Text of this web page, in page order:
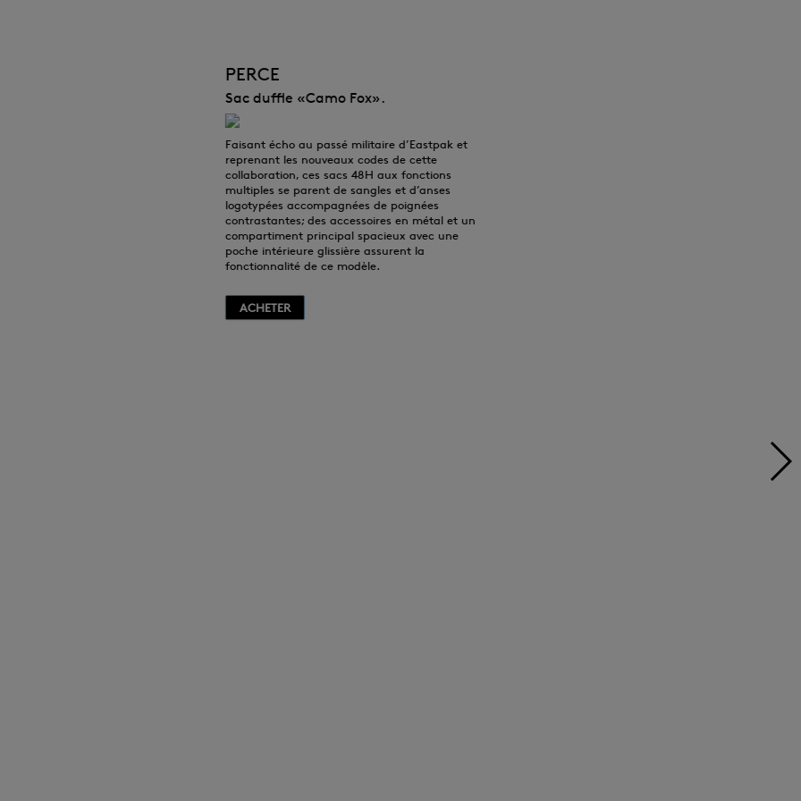
PERCE
Sac duffle «Camo Fox».
Faisant écho au passé militaire d’Eastpak et
reprenant les nouveaux codes de cette
collaboration, ces sacs 48H aux fonctions
multiples se parent de sangles et d’anses
logotypées accompagnées de poignées
contrastantes; des accessoires en métal et un
compartiment principal spacieux avec une
poche intérieure glissière assurent la
fonctionnalité de ce modèle.
ACHETER